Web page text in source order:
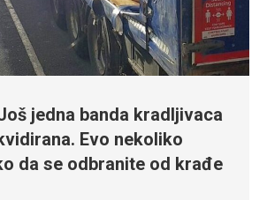
jedna banda kradljivaca
Evo nekoliko
da se odbranite od krađe